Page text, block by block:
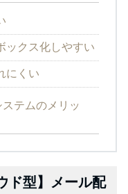
ックス化しやすい
にくい
テムのメリッ
ド型】メール配